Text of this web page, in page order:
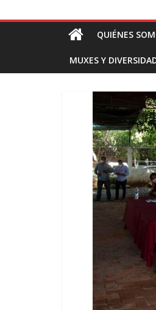
QUIÉNES
MUXES Y